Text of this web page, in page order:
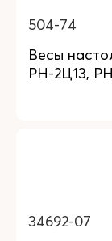
504-74
Весы
РН-2Ц13,
34692-07